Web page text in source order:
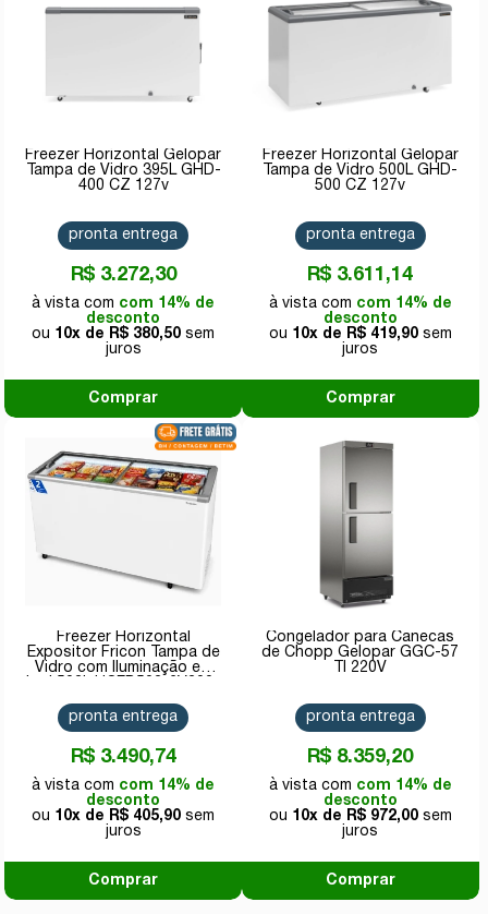
Freezer Horizontal Gelopar
Tampa de Vidro 395L GHD-
400 CZ 127v
R$ 3.272,30
com 14% de
desconto
10x de
R$ 380,50
pronta entrega
Comprar
Freezer Horizontal Gelopar
Tampa de Vidro 500L GHD-
500 CZ 127v
R$ 3.611,14
com 14% de
desconto
10x de
R$ 419,90
pronta entrega
Comprar
Freezer Horizontal
Expositor Fricon Tampa de
Vidro com Iluminação em
R$ 3.490,74
com 14% de
desconto
10x de
R$ 405,90
pronta entrega
Comprar
Congelador para Canecas
de Chopp Gelopar GGC-57
TI 220V
R$ 8.359,20
com 14% de
desconto
10x de
R$ 972,00
pronta entrega
Comprar